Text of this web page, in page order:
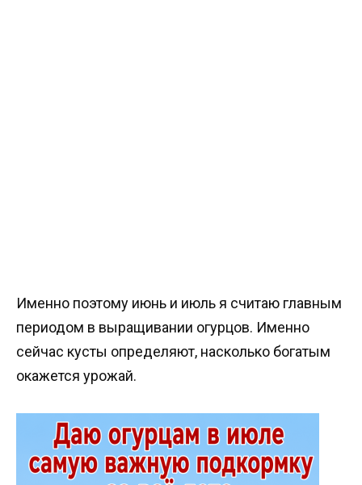
Именно поэтому июнь и июль я считаю главным
периодом в выращивании огурцов. Именно
сейчас кусты определяют, насколько богатым
окажется урожай.